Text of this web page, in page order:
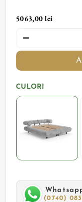
5063,00 lei
CULORI
(0740)